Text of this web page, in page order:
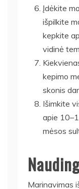
Įdėkite
išpilkite
kepkite
vidinė
kepimo
skonis
Išimkite
apie
mėsos
Marinavimas